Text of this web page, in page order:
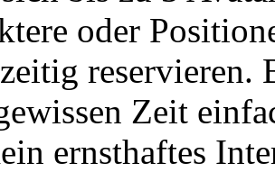
oder
reservieren.
Zeit
ernsthaftes